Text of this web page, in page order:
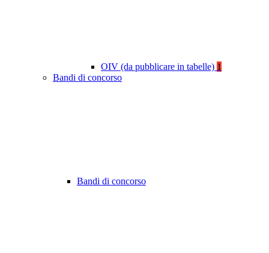
OIV (da pubblicare in tabelle) 1
Bandi di concorso
Bandi di concorso